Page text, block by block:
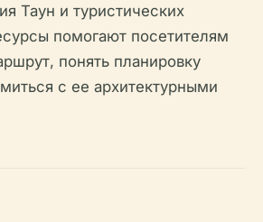
Таун и туристических
помогают посетителям
понять планировку
с ее архитектурными